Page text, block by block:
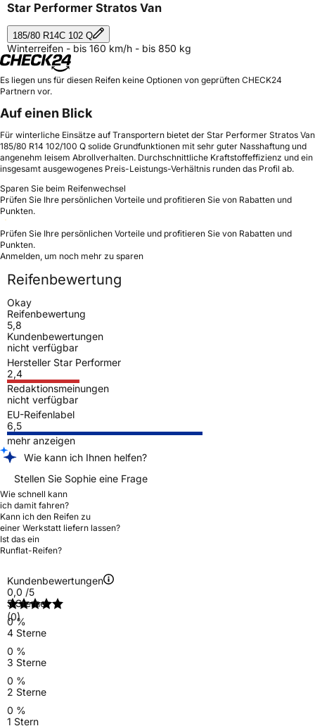
Star Performer Stratos Van
185/80 R14C 102 Q
Winterreifen - bis 160 km/h - bis 850 kg
Es liegen uns für diesen Reifen keine Optionen von geprüften CHECK24
Partnern vor.
Auf einen Blick
Für winterliche Einsätze auf Transportern bietet der Star Performer Stratos Van
185/80 R14 102/100 Q solide Grundfunktionen mit sehr guter Nasshaftung und
angenehm leisem Abrollverhalten. Durchschnittliche Kraftstoffeffizienz und ein
insgesamt ausgewogenes Preis-Leistungs-Verhältnis runden das Profil ab.
Sparen Sie beim Reifenwechsel
Prüfen Sie Ihre persönlichen Vorteile und profitieren Sie von Rabatten und
Punkten.
Prüfen Sie Ihre persönlichen Vorteile und profitieren Sie von Rabatten und
Punkten.
Anmelden, um noch mehr zu sparen
Reifenbewertung
Okay
Reifenbewertung
5,8
Kundenbewertungen
nicht verfügbar
Hersteller Star Performer
2,4
Redaktionsmeinungen
nicht verfügbar
EU-Reifenlabel
6,5
mehr anzeigen
Wie kann ich Ihnen helfen?
Stellen Sie Sophie eine Frage
Wie schnell kann
ich damit fahren?
Kann ich den Reifen zu
einer Werkstatt liefern lassen?
Ist das ein
Runflat-Reifen?
Kundenbewertungen
0,0 /5
(0)
5 Sterne
0 %
4 Sterne
0 %
3 Sterne
0 %
2 Sterne
0 %
1 Stern